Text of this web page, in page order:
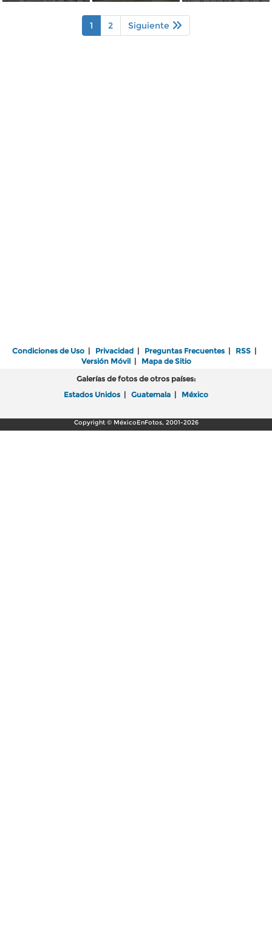
1 2 Siguiente
Condiciones de Uso | Privacidad | Preguntas Frecuentes | RSS |
Versión Móvil| Mapa de Sitio
Galerías de fotos de otros países:
Estados Unidos | Guatemala | México
Copyright © MéxicoEnFotos, 2001-2026